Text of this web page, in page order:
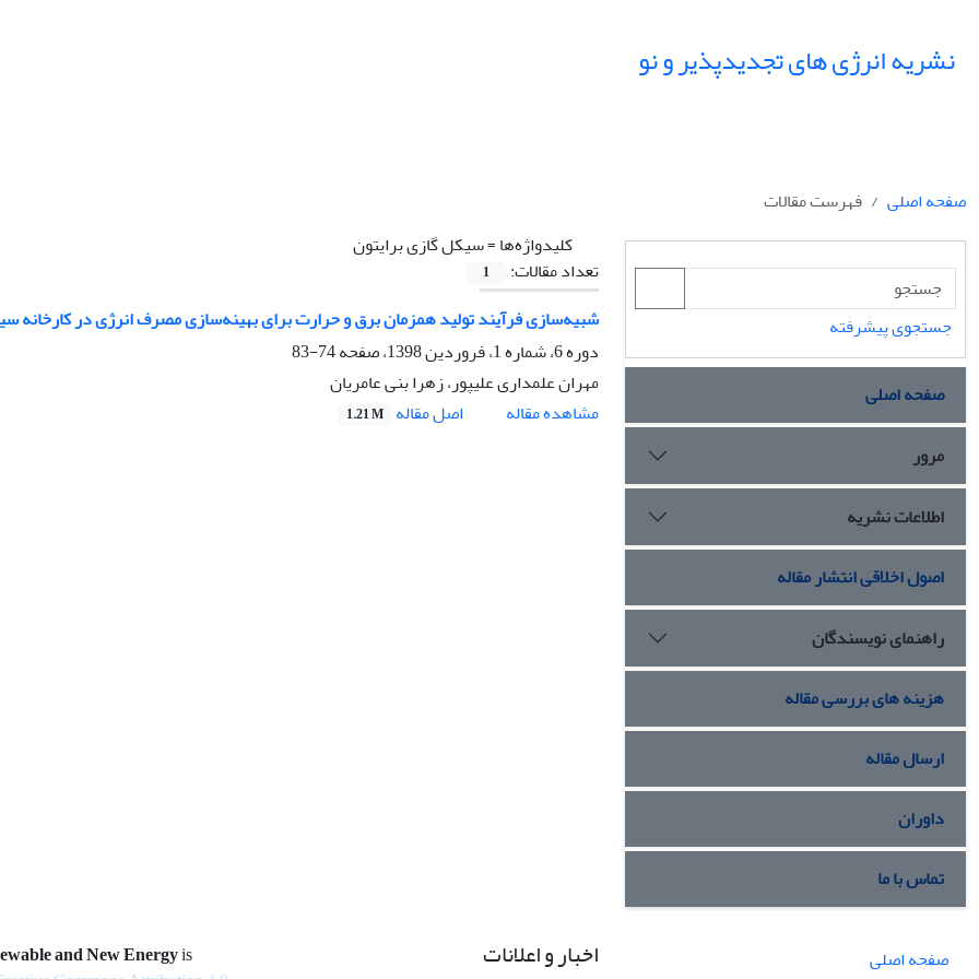
نشریه انرژی های تجدیدپذیر و نو
صفحه اصلی
فهرست مقالات
کلیدواژه‌ها =سیکل گازی برایتون
تعداد مقالات:
1
شبیه‌سازی فرآیند تولید همزمان برق و حرارت برای بهینه‌سازی مصرف انرژی در کارخانه
دوره 6، شماره 1، فروردین 1398، صفحه
74-83
مهران علمداری علیپور، زهرا بنی عامریان
مشاهده مقاله
اصل مقاله 1.21 M
جستجوی پیشرفته
صفحه اصلی
مرور
اطلاعات نشریه
اصول اخلاقی انتشار مقاله
راهنمای نویسندگان
هزینه های بررسی مقاله
ارسال مقاله
داوران
تماس با ما
صفحه اصلی
اخبار و اعلانات and New Energyis